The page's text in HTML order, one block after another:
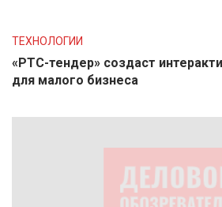
ТЕХНОЛОГИИ
«РТС-тендер» создаст
для малого бизнеса